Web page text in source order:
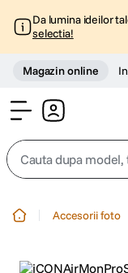
Da lumina ideilor
selectia!
Magazin online
Cauta dupa model,
Accesorii foto